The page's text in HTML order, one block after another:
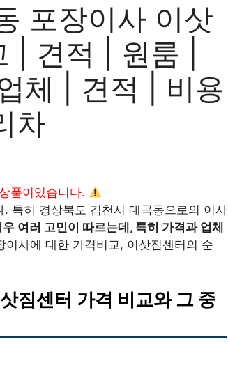
포장이사 이삿
| 견적 | 원룸 |
체 | 견적 | 비용
차
품이있습니다.
특히 경상북도 김천시 대곡동으로의 이사
여러 고민이 따르는데, 특히 가격과 업체
이사에 대한 가격비교, 이삿짐센터의 순
짐센터 가격 비교와 그 중